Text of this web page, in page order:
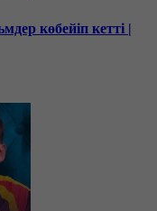
көбейіп кетті |